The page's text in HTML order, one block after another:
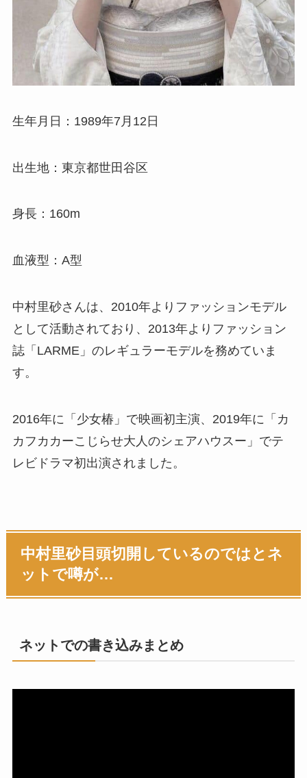
生年月日：1989年7月12日
出生地：東京都世田谷区
身長：160m
血液型：A型
中村里砂さんは、2010年よりファッションモデル
として活動されており、2013年よりファッション
誌「LARME」のレギュラーモデルを務めていま
す。
2016年に「少女椿」で映画初主演、2019年に「カ
カフカカーこじらせ大人のシェアハウスー」でテ
レビドラマ初出演されました。
中村里砂目頭切開しているのではとネ
ットで噂が…
ネットでの書き込みまとめ